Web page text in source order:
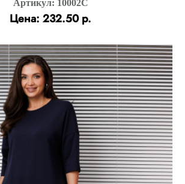
Артикул: 10002С
Цена: 232.50 р.